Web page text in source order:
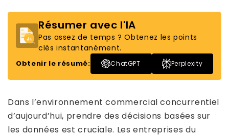
Résumer avec l'IA
Pas assez de temps ? Obtenez les points
clés instantanément.
Obtenir le résumé: ChatGPT Perplexity
Dans l’environnement commercial concurrentiel
d’aujourd’hui, prendre des décisions basées sur
les données est cruciale. Les entreprises du